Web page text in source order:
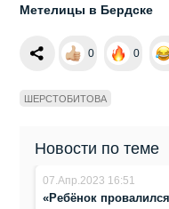
Метелицы в Бердске
0 0
ШЕРСТОБИТОВА
Новости по теме
07.Апр.2023 16:51
«Ребёнок